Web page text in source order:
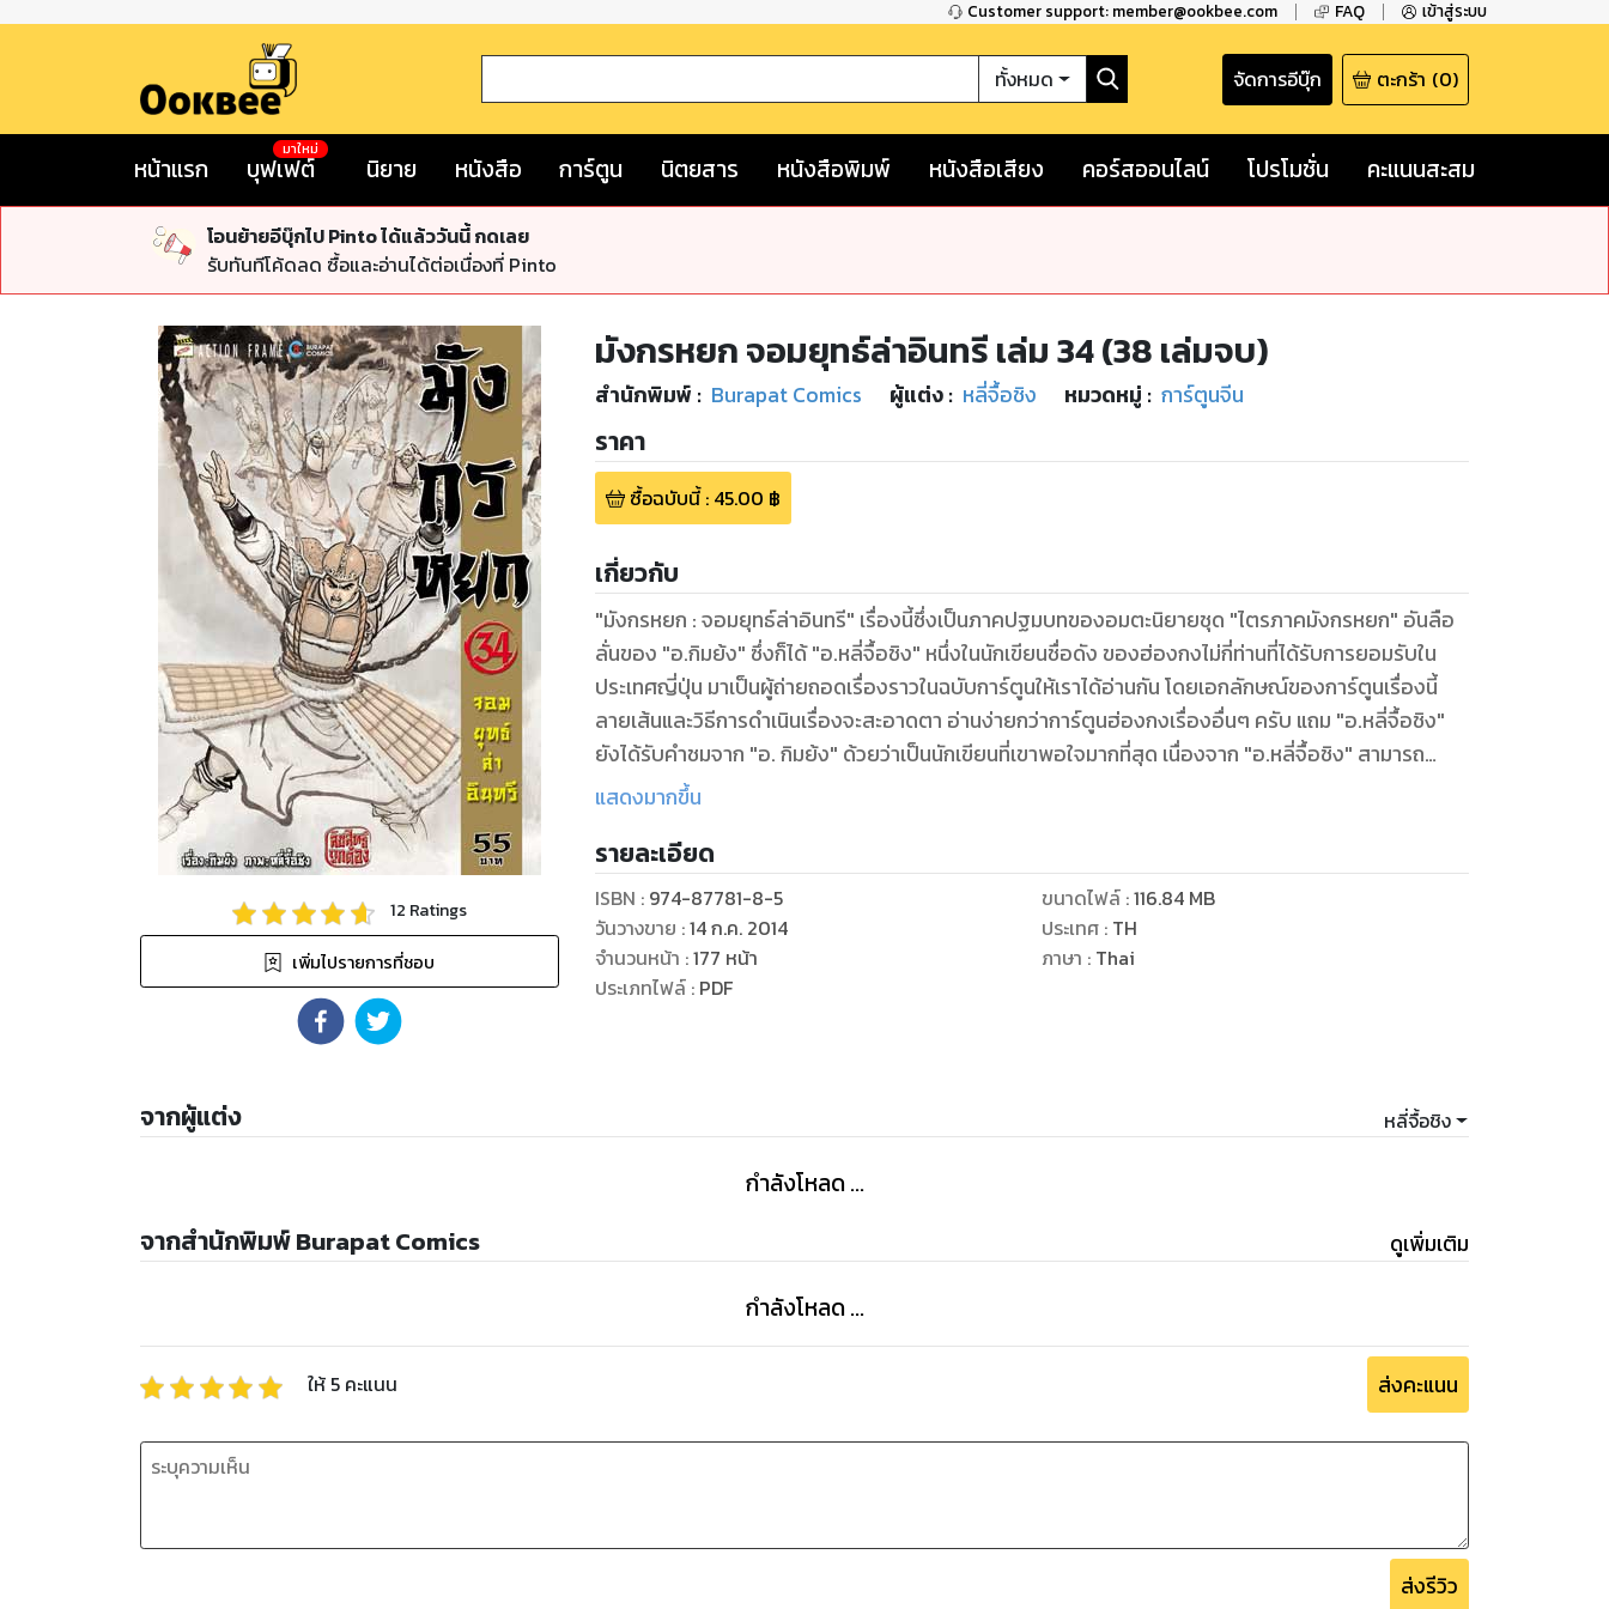
Customer support: member@ookbee.com FAQ เข้าสู่ระบบ
ทั้งหมด จัดการอีบุ๊ก ตะกร้า (0)
หน้าแรก บุฟเฟต์
มาใหม่
นิยาย หนังสือ การ์ตูน นิตยสาร หนังสือพิมพ์ หนังสือเสียง คอร์สออนไลน์ โปรโมชั่น คะแนนสะสม
โอนย้ายอีบุ๊กไป Pinto ได้แล้ววันนี้ กดเลย
รับทันทีโค้ดลด ซื้อและอ่านได้ต่อเนื่องที่ Pinto
12 Ratings
เพิ่มไปรายการที่ชอบ
มังกรหยก จอมยุทธ์ล่าอินทรี เล่ม 34 (38 เล่มจบ)
สำนักพิมพ์ : Burapat Comics ผู้แต่ง : หลี่จื้อชิง หมวดหมู่ : การ์ตูนจีน
ราคา
ซื้อฉบับนี้: 45.00 ฿
เกี่ยวกับ
"มังกรหยก : จอมยุทธ์ล่าอินทรี" เรื่องนี้ซึ่งเป็นภาคปฐมบทของอมตะนิยายชุด "ไตรภาคมังกรหยก" อันลือ
ลั่นของ "อ.กิมย้ง" ซึ่งก็ได้ "อ.หลี่จื้อชิง" หนึ่งในนักเขียนชื่อดัง ของฮ่องกงไม่กี่ท่านที่ได้รับการยอมรับใน
ประเทศญี่ปุ่น มาเป็นผู้ถ่ายถอดเรื่องราวในฉบับการ์ตูนให้เราได้อ่านกัน โดยเอกลักษณ์ของการ์ตูนเรื่องนี้
ลายเส้นและวิธีการดําเนินเรื่องจะสะอาดตา อ่านง่ายกว่าการ์ตูนฮ่องกงเรื่องอื่นๆ ครับ แถม "อ.หลี่จื้อชิง"
ยังได้รับคําชมจาก "อ. กิมย้ง" ด้วยว่าเป็นนักเขียนที่เขาพอใจมากที่สุด เนื่องจาก "อ.หลี่จื้อชิง" สามารถ
ถ่ายทอดเรื่องออกมาในฉบับการ์ตูนได้ใกล้เคียงกับบทประพันธ์เดิมมาก ดังนั้นจึงรับประกันได้ว่า ผู้อ่านทุก
แสดงมากขึ้น
รายละเอียด
ISBN : 974-87781-8-5
วันวางขาย :14 ก.ค. 2014
จำนวนหน้า :177 หน้า
ประเภทไฟล์: PDF
ขนาดไฟล์:116.84 MB
ประเทศ : TH
ภาษา : Thai
จากผู้แต่ง หลี่จื้อชิง
กำลังโหลด ...
จากสำนักพิมพ์ Burapat Comics ดูเพิ่มเติม
กำลังโหลด ...
ให้ 5 คะแนน ส่งคะแนน
ส่งรีวิว